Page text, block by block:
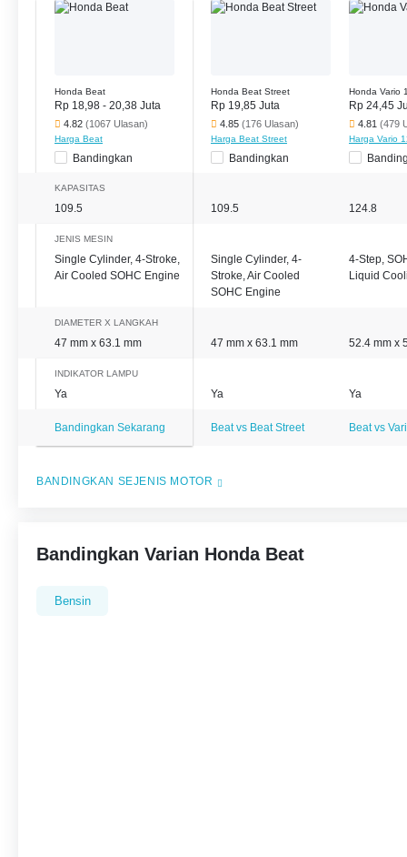
Honda Beat
Rp 18,98 - 20,38 Juta
4.82 (1067 Ulasan)
Harga Beat
Bandingkan
Honda Beat Street
Rp 19,85 Juta
4.85 (176 Ulasan)
Harga Beat Street
Bandingkan
Honda Vario
Rp 24,45
4.81 (479
Harga Vario
KAPASITAS
109.5 109.5 124.8
JENIS MESIN
Single Cylinder, 4-Stroke,
Air Cooled SOHC Engine
Single Cylinder, 4-
Stroke, Air Cooled
SOHC Engine
4-Step,
Liquid
DIAMETER X LANGKAH
47 mm x 63.1 mm 47 mm x 63.1 mm 52.4 mm x
INDIKATOR LAMPU
Ya Ya Ya
Bandingkan Sekarang Beat vs Beat Street Beat vs
BANDINGKAN SEJENIS MOTOR
Bandingkan Varian Honda Beat
Bensin